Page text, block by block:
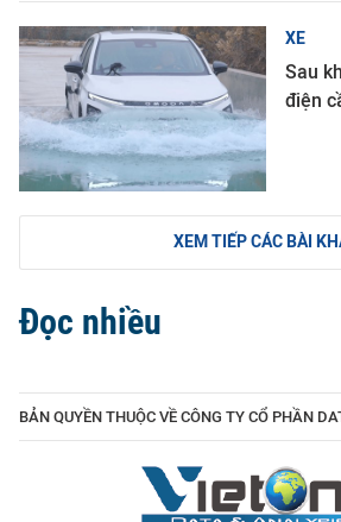
XE
Sau
điện
XEM TIẾP CÁC BÀI
Đọc nhiều
BẢN QUYỀN THUỘC VỀ CÔNG TY CỔ PHẦN